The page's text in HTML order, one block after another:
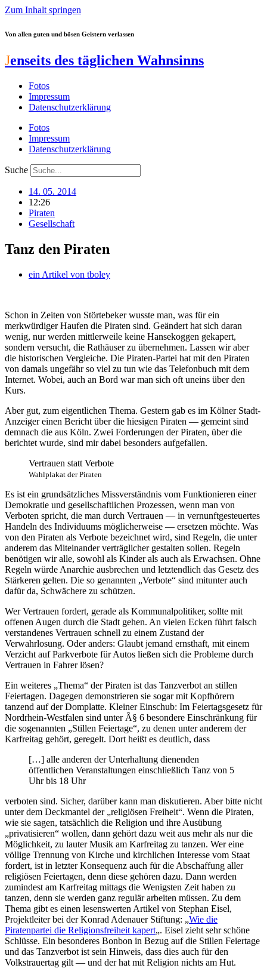
Zum Inhalt springen
Von allen guten und bösen Geistern verlassen
Jenseits des täglichen Wahnsinns
Fotos
Impressum
Datenschutzerklärung
Fotos
Impressum
Datenschutzerklärung
Suche
14. 05. 2014
12:26
Piraten
Gesellschaft
Tanz den Piraten
ein Artikel von tboley
Schon in Zeiten von Störtebeker wusste man, was für ein
merkwürdiger Haufen die Piraten sind. Geändert hat sich daran
wenig, nur werden mittlerweile keine Hansekoggen gekapert,
sondern versucht, die Rathäuser zu übernehmen. Lassen wir aber
die historischen Vergleiche. Die Piraten-Partei hat mit den Piraten
von damals ungefähr so viel zu tun wie das Telefonbuch mit dem
Internet. Wobei, auch an Bord war man sich oft uneins über den
Kurs.
Aber gut, zum eigentlichen Thema. Gestern gab es im Kölner Stadt-
Anzeiger einen Bericht über die hiesigen Piraten — gemeint sind
demnach die aus Köln. Zwei Forderungen der Piraten, über die
berichtet wurde, sind mir dabei besonders aufgefallen.
Vertrauen statt Verbote
Wahlplakat der Piraten
Es ist ein grundsätzliches Missverständnis vom Funktionieren einer
Demokratie und gesellschaftlichen Prozessen, wenn man von
Verboten spricht, die man durch Vertrauen — in vernunftgesteuertes
Handeln des Individuums möglicherweise — ersetzen möchte. Was
von den Piraten als Verbote bezeichnet wird, sind Regeln, die unter
anderem das Miteinander verträglicher gestalten sollen. Regeln
benötigen wir alle, sowohl als Kinder als auch als Erwachsen. Ohne
Regeln würde Anarchie ausbrechen und letztendlich das Gesetz des
Stärkeren gelten. Die so genannten „Verbote“ sind mitunter auch
dafür da, Schwächere zu schützen.
Wer Vertrauen fordert, gerade als Kommunalpolitiker, sollte mit
offenen Augen durch die Stadt gehen. An vielen Ecken führt falsch
verstandenes Vertrauen schnell zu einem Zustand der
Verwahrlosung. Oder anders: Glaubt jemand ernsthaft, mit einem
Verzicht auf Parkverbote für Autos ließen sich die Probleme durch
Vertrauen in Fahrer lösen?
Ein weiteres „Thema“ der Piraten ist das Tanzverbot an stillen
Feiertagen. Dagegen demonstrieren sie sogar mit Kopfhörern
tanzend auf der Domplatte. Kleiner Einschub: Im Feiertagsgesetz für
Nordrhein-Westfalen sind unter Â§ 6 besondere Einschränkung für
die sogenannten „Stillen Feiertage“, zu denen unter anderem der
Karfreitag gehört, geregelt. Dort heißt es deutlich, dass
[…] alle anderen der Unterhaltung dienenden
öffentlichen Veranstaltungen einschließlich Tanz von 5
Uhr bis 18 Uhr
verboten sind. Sicher, darüber kann man diskutieren. Aber bitte nicht
unter dem Deckmantel der „religiösen Freiheit“. Wenn die Piraten,
wie sie sagen, tatsächlich die Religion und ihre Ausübung
„privatisieren“ wollen, dann gehört dazu weit aus mehr als nur die
Möglichkeit, zu lauter Musik am Karfreitag zu tanzen. Wer eine
völlige Trennung von Kirche und kirchlichen Interesse vom Staat
fordert, ist in letzter Konsequenz auch für die Abschaffung aller
religiösen Feiertagen, denn diese gehören dazu. Dann werden
zumindest am Karfreitag mittags die Wenigsten Zeit haben zu
tanzen, denn sie werden ganz regulär arbeiten müssen. Zu dem
Thema gibt es einen lesenswerten Artikel von Stephan Eisel,
Projektleiter bei der Konrad Adenauer Stiftung: „Wie die
Piratenpartei die Religionsfreiheit kapert„. Eisel zieht sehr schöne
Schlüsse. Ein besonderes Bonbon in Bezug auf die Stillen Feiertage
und das Tanzverbot ist sein Hinweis, dass dies auch für den
Volkstrauertag gilt — und der hat mit Religion nichts am Hut.